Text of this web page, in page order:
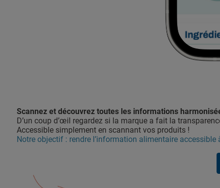
Scannez et découvrez toutes les informations
D’un coup d’œil regardez si la marque a fait la
Accessible simplement en scannant vos produits !
Notre objectif : rendre l’information alimentaire